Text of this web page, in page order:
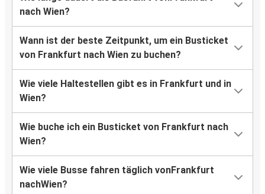
nach Wien?
Wann ist der beste Zeitpunkt, um ein Busticket
von Frankfurt nach Wien zu buchen?
Wie viele Haltestellen gibt es in Frankfurt und in
Wien?
Wie buche ich ein Busticket von Frankfurt nach
Wien?
Wie viele Busse fahren täglich vonFrankfurt
nachWien?